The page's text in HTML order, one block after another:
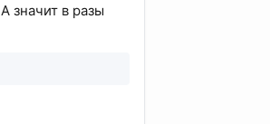
значит в разы